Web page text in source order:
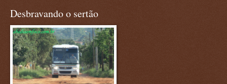
Desbravando o sertão